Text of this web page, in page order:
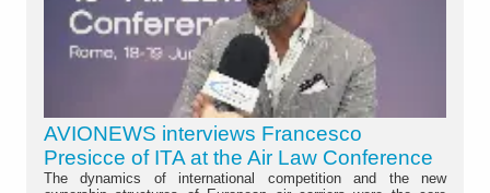
AVIONEWS interviews Francesco
Presicce of ITA at the Air Law Conference
The dynamics of international competition and the new